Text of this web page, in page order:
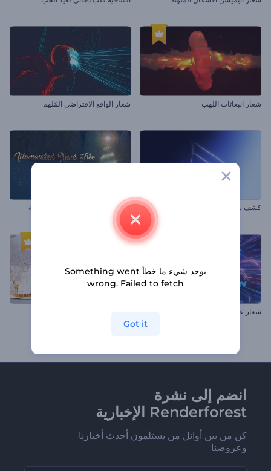
شعار انبعاثات اللهب شعار الواقع الافتراضى المُلهم
كشف شعار بإضاءة أنيقة مقدمة شجرة الكريسماس المضيئة
شعار عد تنازلي بخلل تقني
انضم إلى نشرة
Renderforest الإخبارية
كن من بين أوائل من يستلمون أحدث أخبارنا
وعروضنا
يوجد شيء ما خطأ Something went
wrong. Failed to fetch
Got it